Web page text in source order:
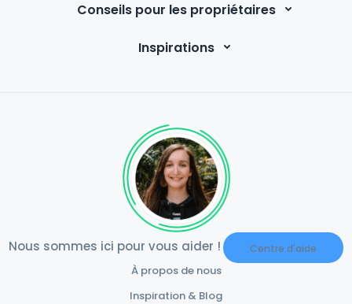
Conseils pour les propriétaires
Inspirations
Nous sommes ici pour vous aider ! Centre d'aide
À propos de nous
Inspiration & Blog